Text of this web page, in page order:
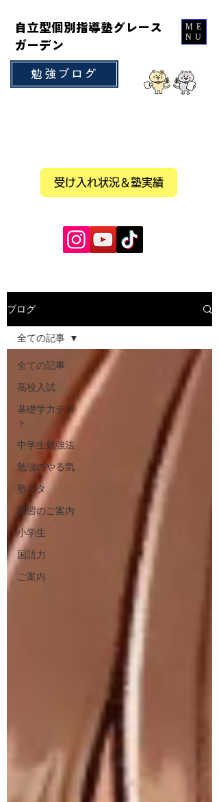
自立型個別指導塾グレース
ガーデン
勉強ブログ
受け入れ状況＆塾実績
ME
NU
ブログ
全ての記事
高校入試
基礎学力テス
ト
中学生勉強法
勉強のやる気
塾ネタ
講習のご案内
小学生
国語力
ご案内
全ての記事